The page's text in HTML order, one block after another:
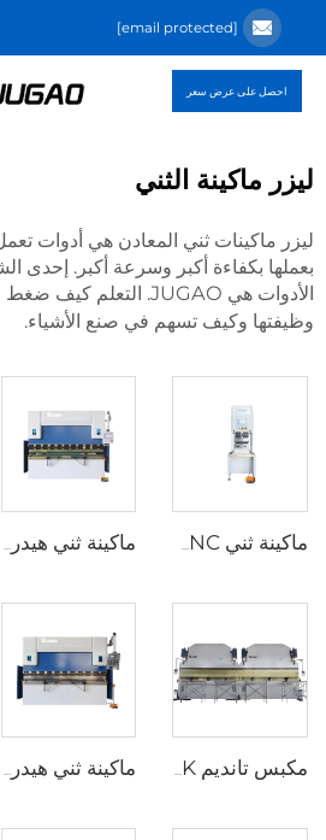
[email protected]
احصل على عرض سعر
ليزر ماكينة الثني
ليزر ماكينات ثني المعادن هي أدوات
بعملها بكفاءة أكبر وسرعة أكبر. إحدى
الأدوات هي JUGAO. التعلم كيف
ضغط
وظيفتها وكيف تسهم في صنع الأشياء.
مكبس تانديم 2XWE67K لصناعة الأعمدة الخفيفة ماكينة ثني هيدروليكية WC67K مع جهاز تحكم E22